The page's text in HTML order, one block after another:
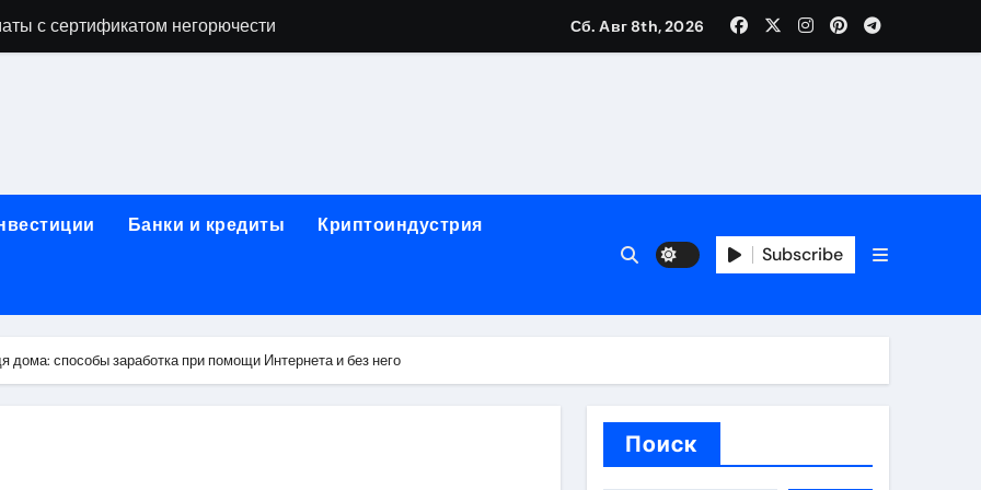
с сертификатом негорючести
и направляющих для конвейерных лент
лотков для хранения электронных компонентов
этапы строительства, проверка застройщика и сценарии оформления сделки
информация о сельскохозяйственных предприятиях
Сб. Авг 8th, 2026
Банки и кредиты Криптоиндустрия
Subscribe
дома: способы заработка при помощи Интернета и без него
Поиск